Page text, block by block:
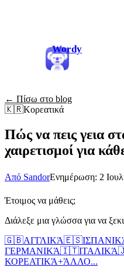
Wordy
← Πίσω στο blog
🇰🇷Κορεατικά
Πώς να πεις γεια
χαιρετισμοί για
Από SandorΕνημέρωση: 2
Έτοιμος να μάθεις;
Διάλεξε μια γλώσσα για να
🇬🇧ΑΓΓΛΙΚΆ🇪🇸
ΓΕΡΜΑΝΙΚΆ🇮🇹ΙΤΑΛΙΚΆ
ΚΟΡΕΑΤΙΚΆ+ΆΛΛΟ...